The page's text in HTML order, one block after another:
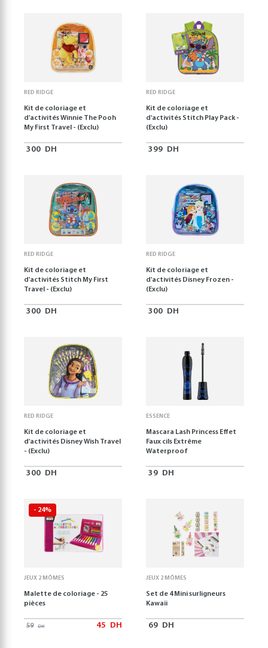
RED RIDGE
Kit de coloriage et
d'activités Winnie The Pooh
My First Travel - (Exclu)
300 DH
RED RIDGE
Kit de coloriage et
d'activités Stitch Play Pack -
(Exclu)
399 DH
RED RIDGE
Kit de coloriage et
d'activités Stitch My First
Travel - (Exclu)
300 DH
RED RIDGE
Kit de coloriage et
d'activités Disney Frozen -
(Exclu)
300 DH
RED RIDGE
Kit de coloriage et
d'activités Disney Wish Travel
- (Exclu)
300 DH
ESSENCE
Mascara Lash Princess Effet
Faux cils Extrême
Waterproof
39 DH
- 24%
JEUX 2 MÔMES
Malette de coloriage - 25
pièces
59 DH 45 DH
JEUX 2 MÔMES
Set de 4 Mini surligneurs
Kawaii
69 DH